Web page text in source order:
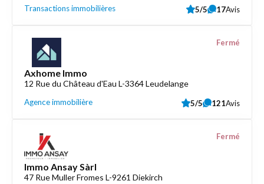
Transactions immobilières 5/5 17Avis
Axhome Immo
12 Rue du Château d'Eau L-3364 Leudelange
Agence immobilière
Fermé
5/5 121Avis
Immo Ansay Sàrl
47 Rue Muller Fromes L-9261 Diekirch
Fermé